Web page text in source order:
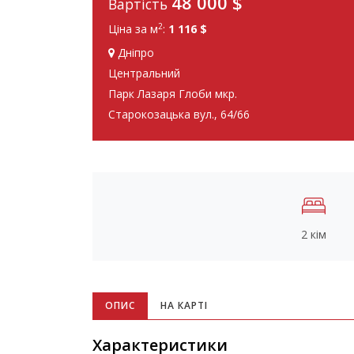
Вартість
Ціна за м2: 1 116 $
Дніпро
Центральний
Парк Лазаря Глоби мкр.
Старокозацька вул., 64/66
2 кім
ОПИС НА КАРТІ
Характеристики